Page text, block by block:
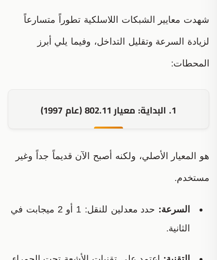
شهدت معايير الشبكات اللاسلكية تطوراً متسارعاً
لزيادة السرعة وتقليل التداخل، وفيما يلي أبرز
المحطات:
1. البداية: معيار 802.11 (عام 1997)
هو المعيار الأصلي، ولكنه أصبح الآن قديماً جداً وغير
مستخدم.
السرعة:
حدد معدلين للنقل: 1 أو 2 ميجابت في
الثانية.